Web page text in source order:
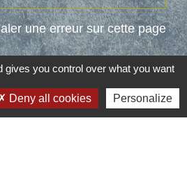
une erreur sur cette page
gives you control over what you want
Deny all cookies Personalize